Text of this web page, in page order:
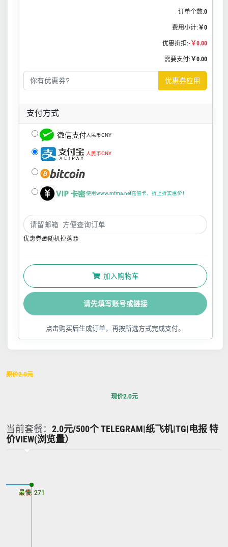
订单个数:0
费用小计: ￥0
优惠折扣:-￥0.00
需要支付: ￥0.00
优惠券应用
支付方式
人民币CNY
人民币CNY
使用www.mfma.net充值卡，折上折实惠价！
优惠券🎁随机掉落😍
加入购物车
请先填写账号或链接
点击购买后生成订单，再按所选方式完成支付。
原价2.0元
现价2.0元
当前套餐： 2.0元/500个 TELEGRAM|纸飞机|TG|电报 特
价VIEW(浏览量）
最慢: 271
最快: 271